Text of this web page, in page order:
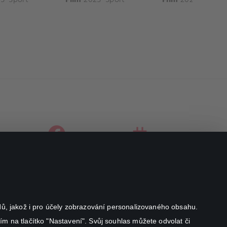
jakož i pro účely zobrazování personalizovaného obsahu.
na tlačítko "Nastavení". Svůj souhlas můžete odvolat či
facebookinstagram